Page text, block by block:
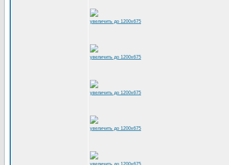
увеличить до 1200x675
увеличить до 1200x675
увеличить до 1200x675
увеличить до 1200x675
увеличить до 1200x675